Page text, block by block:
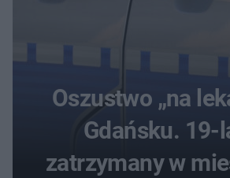
Oszustwo „na
Gdańsku. 19-
zatrzymany w